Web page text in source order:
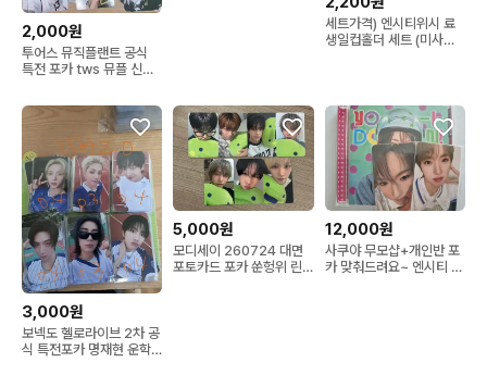
2,000원
투어스 뮤직플랜트 공식
특전 포카 tws 뮤플 신유
세트가격) 엔시티위시 료
생일컵홀더 세트 (미사용
3,000원
보넥도 헬로라이브 2차 공
식 특전포카 명재현 운학
5,000원
모디세이 260724 대면
포토카드 포카 쑨헝위 린
12,000원
사쿠야 무모샵+개인반 포
카 맞춰드려요~ 엔시티 위